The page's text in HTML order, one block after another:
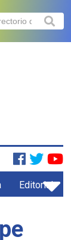
Editorial